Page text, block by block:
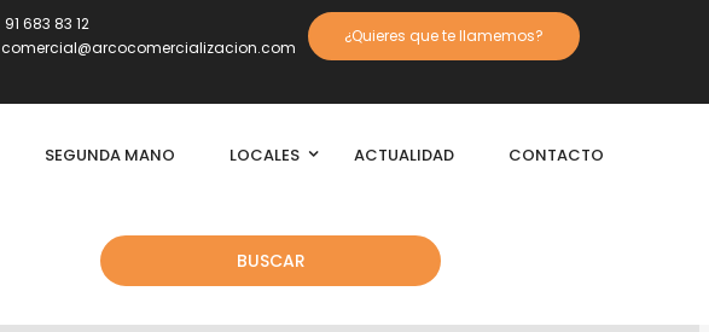
¿Quieres que te llamemos?
91 683 83 12
comercial@arcocomercializacion.com
SEGUNDA MANO LOCALES ACTUALIDAD CONTACTO
BUSCAR